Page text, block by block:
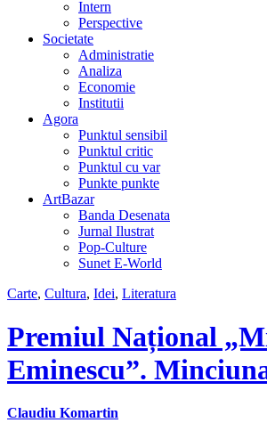
Intern
Perspective
Societate
Administratie
Analiza
Economie
Institutii
Agora
Punktul sensibil
Punktul critic
Punktul cu var
Punkte punkte
ArtBazar
Banda Desenata
Jurnal Ilustrat
Pop-Culture
Sunet E-World
Carte, Cultura, Idei, Literatura
Premiul Național
Eminescu”.
Claudiu Komartin